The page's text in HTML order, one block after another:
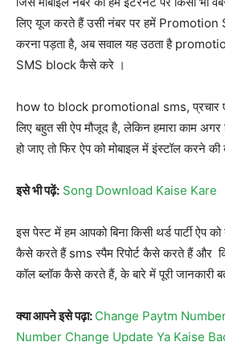
लिए यूज करते हैं उसी नंबर पर हमें Promotion
करना पड़ता है, अब सवाल यह उठता है
SMS block कैसे करे ।
how to block promotional sms, प्रचार
लिए बहुत सी ऐप मौजूद है, लेकिन हमारा काम अगर
हो जाए तो फिर ऐप को मोबाइल में इंस्टॉल करने
इसे भी पढ़ें: Song Download Kaise Kare
इस पेस्ट में हम आपको बिना किसी थर्ड पार्टी ऐप
कैसे करते हैं sms स्पैम रिपोर्ट कैसे करते हैं और
कॉल ब्लॉक कैसे करते हैं, के बारे में पूरी जानकारी
क्या आपने इसे पढ़ा: Change Paytm
Number Change Update Ya Kaise